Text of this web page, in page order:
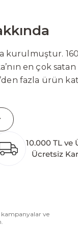
en çok
fazla ürün
sadece
Ashley
genelinde 7
bir araya
eve taşımak
10.000 TL ve
Ücretsiz
kampanyalar ve